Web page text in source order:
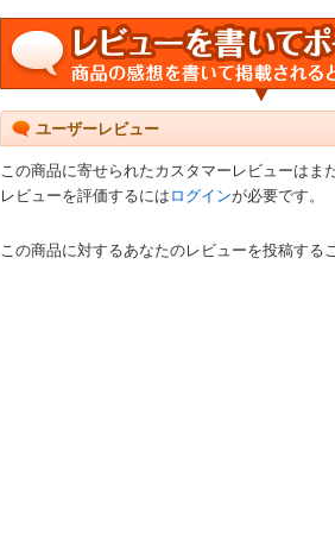
ユーザーレビュー
この商品に寄せられたカスタマーレビューはま
レビューを評価するには ログインが必要です。
この商品に対するあなたのレビューを投稿する